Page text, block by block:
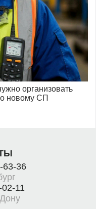
организовать
новому СП
63-36
11